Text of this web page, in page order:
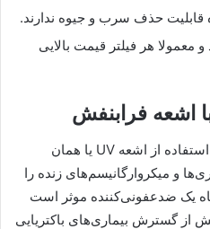
حذف سرب و جیوه ندارند.
و معمولا هر فیلتر قیمت بالایی
این مدل از سیستم‌های تصفیه با استفاده از اشعه UV یا همان
و میکروارگانیسم‌های زنده را
یک ضدعفونی‌کننده موثر است
از گسترش بیماری‌های باکتریایی